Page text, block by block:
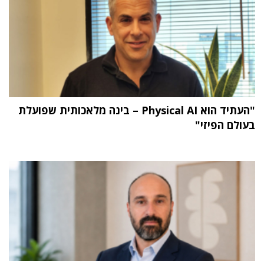
"העתיד הוא Physical AI – בינה מלאכותית שפועלת
בעולם הפיזי"